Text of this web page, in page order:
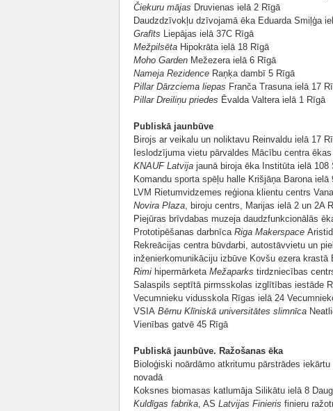
Čiekuru mājas Druvienas ielā 2 Rīgā
Daudzdzīvokļu dzīvojamā ēka Eduarda Smiļģa
Grafīts Liepājas ielā 37C Rīgā
Mežpilsēta Hipokrāta ielā 18 Rīgā
Moho Garden Mežezera ielā 6 Rīgā
Nameja Rezidence Raņķa dambī 5 Rīgā
Pillar Dārzciema liepas Franča Trasuna ielā 17
Pillar Dreiliņu priedes Ēvalda Valtera ielā 1 Rīgā
Publiskā jaunbūve
Birojs ar veikalu un noliktavu Reinvaldu ielā 17
Ieslodzījuma vietu pārvaldes Mācību centra
KNAUF Latvija jaunā biroja ēka Institūta ielā
Komandu sporta spēļu halle Krišjāņa Barona ielā
LVM Rietumvidzemes reģiona klientu centrs
Novira Plaza, biroju centrs, Marijas ielā 2 un 2A
Piejūras brīvdabas muzeja daudzfunkcionālās
Prototipēšanas darbnīca Riga Makerspace
Rekreācijas centra būvdarbi, autostāvvietu un
inženierkomunikāciju izbūve Kovšu ezera krastā
Rimi hipermārketaMežaparks tirdzniecības
Salaspils septītā pirmsskolas izglītības iestāde
Vecumnieku vidusskola Rīgas ielā 24
VSIA Bērnu Klīniskā universitātes slimnīca
Vienības gatvē 45 Rīgā
Publiskā jaunbūve. Ražošanas ēka
Bioloģiski noārdāmo atkritumu pārstrādes
novadā
Koksnes biomasas katlumāja Silikātu ielā 8
Kuldīgas fabrika, AS Latvijas Finieris finieru